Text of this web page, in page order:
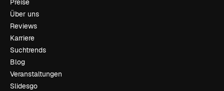
Preise
Über uns
Reviews
Karriere
Suchtrends
Blog
Veranstaltungen
Slidesgo